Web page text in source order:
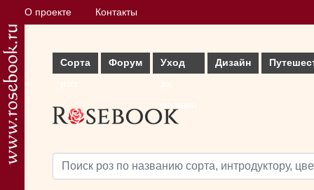
О проекте Контакты
Сорта
Форум
Уход
Дизайн